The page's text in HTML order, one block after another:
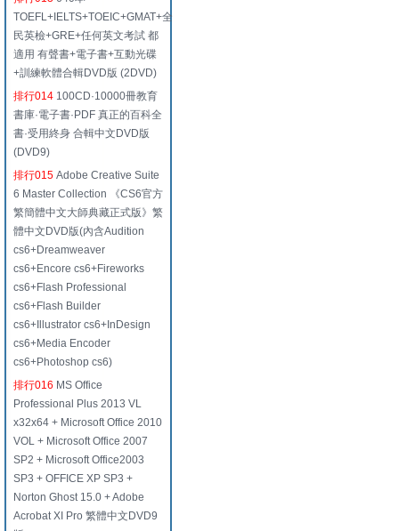
TOEFL+IELTS+TOEIC+GMAT+全
民英檢+GRE+任何英文考試 都
適用 有聲書+電子書+互動光碟
+訓練軟體合輯DVD版 (2DVD)
排行014 100CD·10000冊教育
書庫·電子書·PDF 真正的百科全
書·受用終身 合輯中文DVD版
(DVD9)
排行015 Adobe Creative Suite
6 Master Collection 《CS6官方
繁簡體中文大師典藏正式版》繁
體中文DVD版(內含Audition
cs6+Dreamweaver
cs6+Encore cs6+Fireworks
cs6+Flash Professional
cs6+Flash Builder
cs6+Illustrator cs6+InDesign
cs6+Media Encoder
cs6+Photoshop cs6)
排行016 MS Office
Professional Plus 2013 VL
x32x64 + Microsoft Office 2010
VOL + Microsoft Office 2007
SP2 + Microsoft Office2003
SP3 + OFFICE XP SP3 +
Norton Ghost 15.0 + Adobe
Acrobat XI Pro 繁體中文DVD9